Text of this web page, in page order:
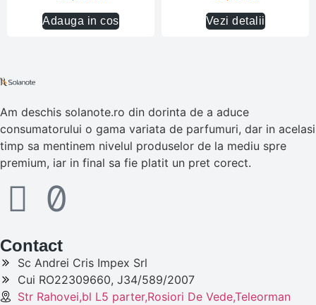
Adauga in cos
5.00
Vezi detalii
Am deschis solanote.ro din dorinta de a aduce
consumatorului o gama variata de parfumuri, dar in acelasi
timp sa mentinem nivelul produselor de la mediu spre
premium, iar in final sa fie platit un pret corect.
Contact
Sc Andrei Cris Impex Srl
Cui RO22309660, J34/589/2007
Str Rahovei,bl L5 parter,Rosiori De Vede,Teleorman